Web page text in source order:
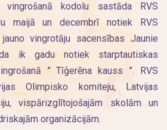
kodolu sastāda RVS
maijā un decembrī notiek RVS
vingrotāju sacensības Jaunie
ik gadu notiek starptautiskas
” Tīģerēna kauss ”. RVS
Olimpisko komiteju, Latvijas
vispārizglītojošajām skolām un
organizācijām.